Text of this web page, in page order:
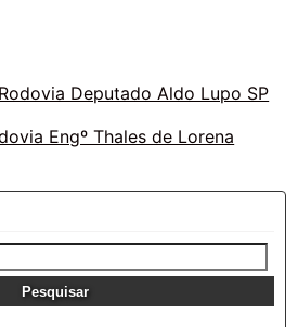
Deputado Aldo Lupo SP
Engº Thales de Lorena